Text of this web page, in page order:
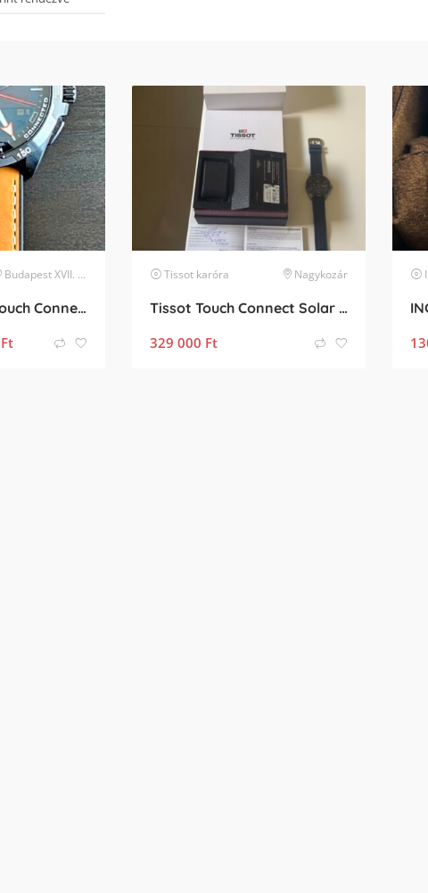
Budapest XVII. kerület
Eladó Tissot T-Touch Connect Solar 47.5 mm fekete férfi karóra – 3 gyári szíj, töltő
Ft
Tissot karóra Nagykozár
Tissot Touch Connect Solar gyönyörű állapotban 2028.11.04-ig garanciális
329 000 Ft